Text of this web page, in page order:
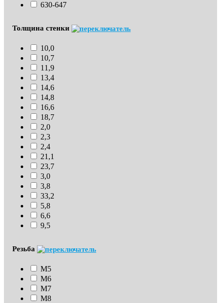
630-647
Толщина стенки
10,0
10,7
11,9
13,4
14,6
14,8
16,6
18,7
2,0
2,3
2,4
21,1
23,7
3,0
3,8
33,2
5,8
6,6
9,5
Резьба
М5
М6
М7
М8